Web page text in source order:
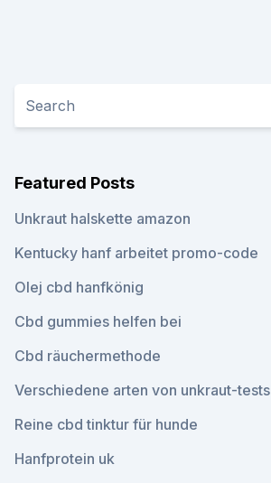
Featured Posts
Unkraut halskette amazon
Kentucky hanf arbeitet promo-code
Olej cbd hanfkönig
Cbd gummies helfen bei
Cbd räuchermethode
Verschiedene arten von unkraut-tests
Reine cbd tinktur für hunde
Hanfprotein uk